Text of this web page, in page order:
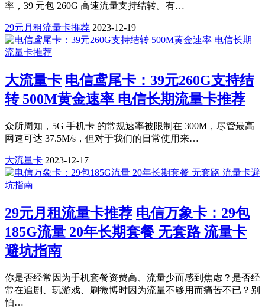
率，39 元包 260G 高速流量支持结转。有…
29元月租流量卡推荐 2023-12-19
大流量卡 电信鸢尾卡：39元260G支持结
转 500M黄金速率 电信长期流量卡推荐
众所周知，5G 手机卡 的常规速率被限制在 300M，尽管最高
网速可达 37.5M/s，但对于我们的日常使用来…
大流量卡 2023-12-17
29元月租流量卡推荐 电信万象卡：29包
185G流量 20年长期套餐 无套路 流量卡
避坑指南
你是否经常因为手机套餐资费高、流量少而感到焦虑？是否经
常在追剧、玩游戏、刷微博时因为流量不够用而痛苦不已？别
怕…